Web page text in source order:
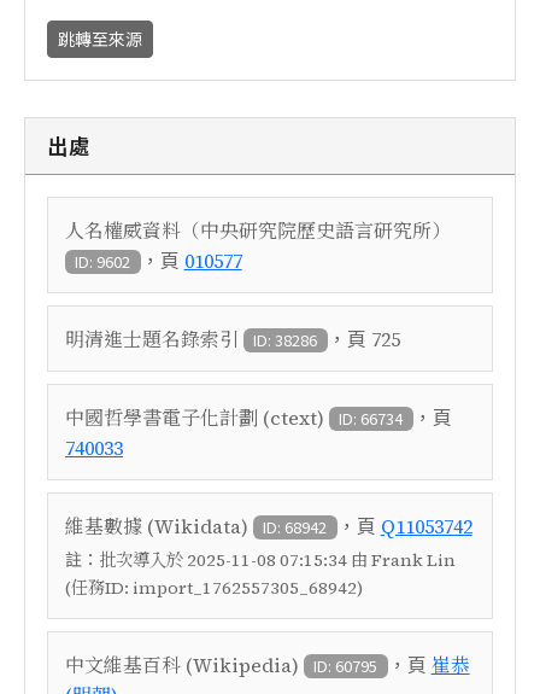
跳轉至來源
出處
人名權威資料（中央研究院歷史語言研究所）
ID: 9602 ，頁 010577
明清進士題名錄索引 ID: 38286 ，頁 725
中國哲學書電子化計劃 (ctext) ID: 66734 ，頁
740033
維基數據 (Wikidata) ID: 68942 ，頁 Q11053742
註： 批次導入於 2025-11-08 07:15:34 由 Frank Lin
(任務ID: import_1762557305_68942)
中文維基百科 (Wikipedia) ID: 60795 ，頁 崔恭